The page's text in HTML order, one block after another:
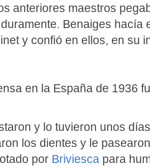
anteriores maestros
Benaiges hacía
y confió en ellos, en su
en la España de 1936
y lo tuvieron unos
los dientes y le
por Briviesca para